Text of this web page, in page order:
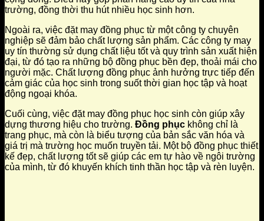
trường, đồng thời thu hút nhiều học sinh hơn.
Ngoài ra, việc đặt may đồng phục từ một công ty chuyên
nghiệp sẽ đảm bảo chất lượng sản phẩm. Các công ty may
uy tín thường sử dụng chất liệu tốt và quy trình sản xuất hiện
đại, từ đó tạo ra những bộ đồng phục bền đẹp, thoải mái cho
người mặc. Chất lượng đồng phục ảnh hưởng trực tiếp đến
cảm giác của học sinh trong suốt thời gian học tập và hoạt
động ngoại khóa.
Cuối cùng, việc đặt may đồng phục học sinh còn giúp xây
dựng thương hiệu cho trường. Đồng phục không chỉ là
trang phục, mà còn là biểu tượng của bản sắc văn hóa và
giá trị mà trường học muốn truyền tải. Một bộ đồng phục thiết
kế đẹp, chất lượng tốt sẽ giúp các em tự hào về ngôi trường
của mình, từ đó khuyến khích tinh thần học tập và rèn luyện.